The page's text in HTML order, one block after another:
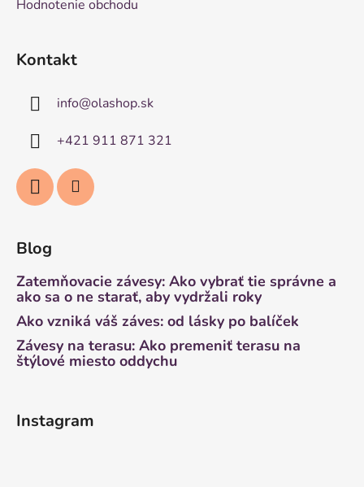
Hodnotenie obchodu
Kontakt
info@olashop.sk
+421 911 871 321
Blog
Zatemňovacie závesy: Ako vybrať tie správne a
ako sa o ne starať, aby vydržali roky
Ako vzniká váš záves: od lásky po balíček
Závesy na terasu: Ako premeniť terasu na
štýlové miesto oddychu
Instagram